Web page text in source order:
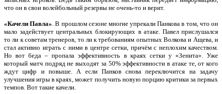
что он в свои волейбольный резервы не очень-то и верит.
«Качели Павла». В прошлом сезоне многие упрекали Панкова в том, что он
мало задействует центральных блокирующих в атаке. Павел прислушался
то ли к советам тренеров, то ли к требованиям опытных Волкова и Ащева, и
стал активно играть с ними в центре сетки, причём с неплохим качеством.
Но вот беда – пропала эффективность в краях сетки у «Зенита». Уже
который матч подряд не выходят за 50% эффективности в атаке те, от кого
ждут цифр и повыше. А если Панков снова переключится на задачу
улучшения игры в краях, может получить новую порцию критики за первых
темпов. Вот такие качели.